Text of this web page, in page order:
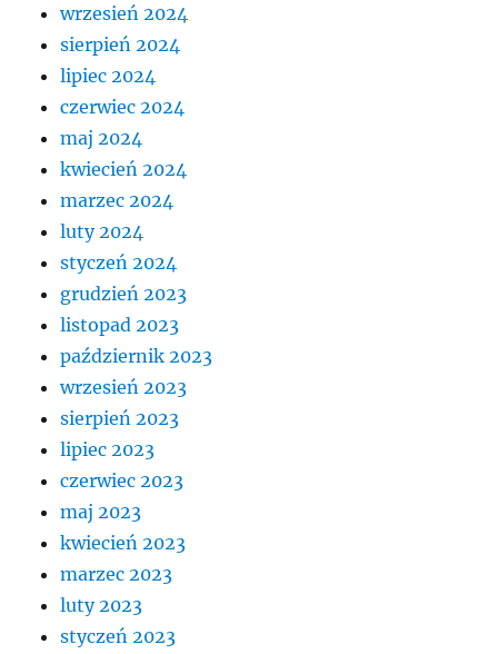
wrzesień 2024
sierpień 2024
lipiec 2024
czerwiec 2024
maj 2024
kwiecień 2024
marzec 2024
luty 2024
styczeń 2024
grudzień 2023
listopad 2023
październik 2023
wrzesień 2023
sierpień 2023
lipiec 2023
czerwiec 2023
maj 2023
kwiecień 2023
marzec 2023
luty 2023
styczeń 2023